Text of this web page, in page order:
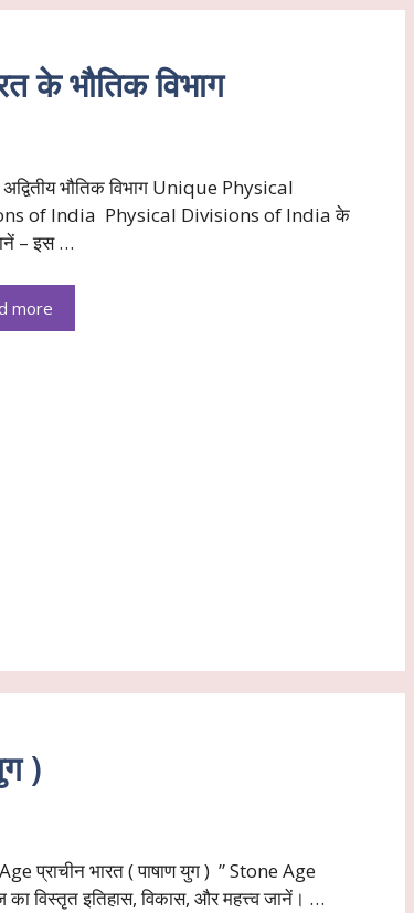
भौतिक विभाग
भौतिक विभाग Unique Physical
of India Physical Divisions of India के
– इस …
more
)
प्राचीन भारत ( पाषाण युग ) ” Stone Age
का विस्तृत इतिहास, विकास, और महत्त्व जानें। …